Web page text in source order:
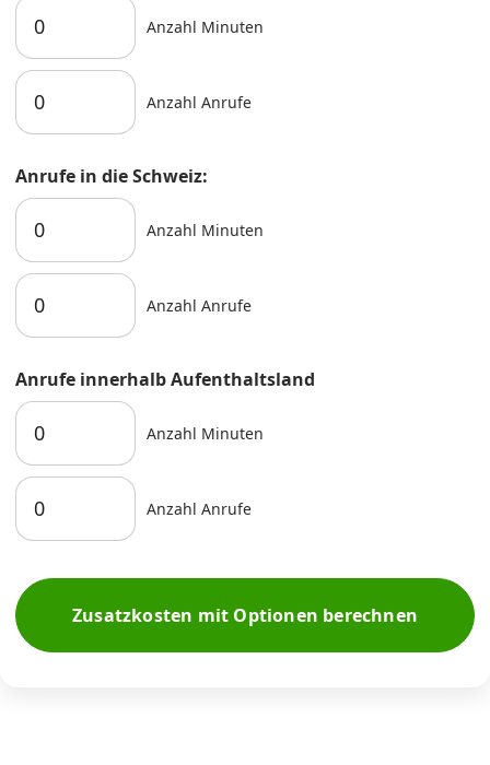
Anzahl Minuten
Anzahl Anrufe
Anrufe in die Schweiz:
Anzahl Minuten
Anzahl Anrufe
Anrufe innerhalb Aufenthaltsland
Anzahl Minuten
Anzahl Anrufe
Zusatzkosten mit Optionen berechnen